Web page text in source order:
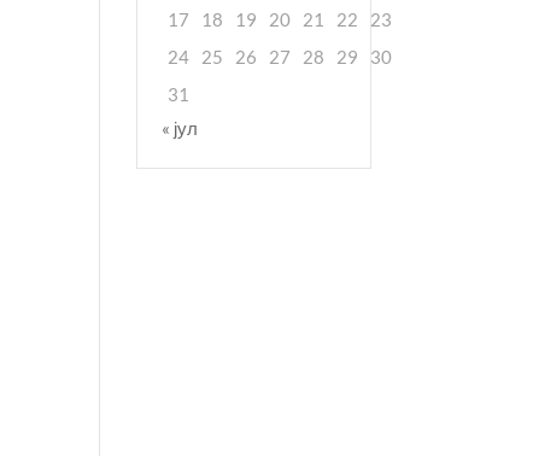
17
18 19 20 21 22
23
24
25 26 27 28 29
30
31
« јул